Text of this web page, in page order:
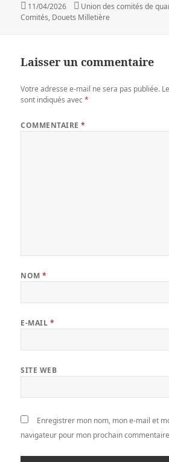
Publié
le
11/04/2026 Auteur
Union des comités de
Comités, Douets Milletière
Laisser un commentaire
Votre adresse e-mail ne sera pas publiée.
sont indiqués avec*
COMMENTAIRE*
NOM*
E-MAIL *
SITE WEB
Enregistrer mon nom, mon e-mail et
navigateur pour mon prochain